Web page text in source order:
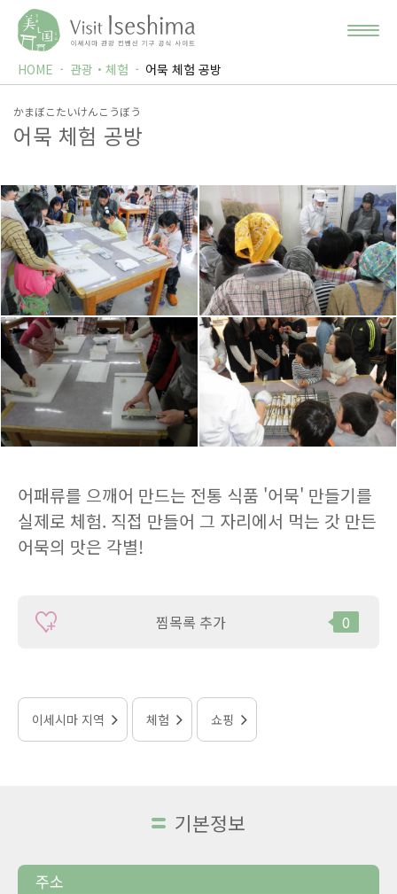
HOME 관광・체험 어묵 체험 공방
かまぼこたいけんこうぼう
어묵 체험 공방
어패류를 으깨어 만드는 전통 식품 '어묵' 만들기를
실제로 체험. 직접 만들어 그 자리에서 먹는 갓 만든
어묵의 맛은 각별!
찜목록 추가 0
이세시마 지역 체험 쇼핑
기본정보
주소